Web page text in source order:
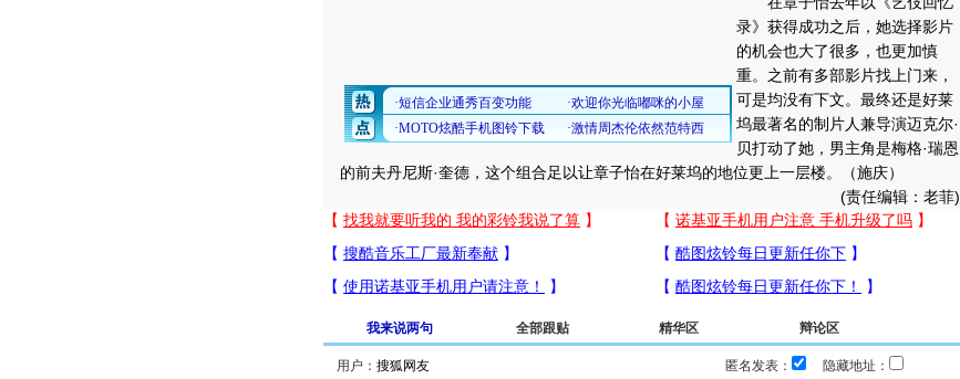
录》获得成功之后，她选择影片
的机会也大了很多，也更加慎
重。之前有多部影片找上门来，
可是均没有下文。最终还是好莱
坞最著名的制片人兼导演迈克尔·
贝打动了她，男主角是梅格·瑞恩
的前夫丹尼斯·奎德，这个组合足以让章子怡在好莱坞的地位更上一层楼。（施庆）
(责任编辑：老菲)
我来说两句 全部跟贴 精华区 辩论区
用户： 匿名发表：
隐藏地址：